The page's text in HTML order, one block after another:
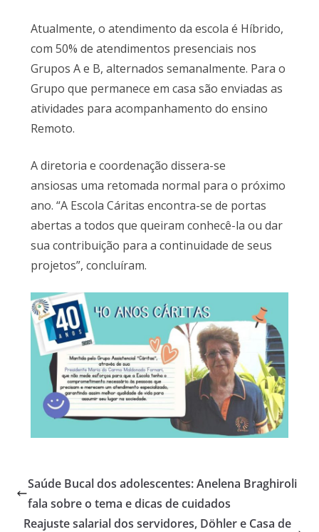
Atualmente, o atendimento da escola é Híbrido,
com 50% de atendimentos presenciais nos
Grupos A e B, alternados semanalmente. Para o
Grupo que permanece em casa são enviadas as
atividades para acompanhamento do ensino
Remoto.
A diretoria e coordenação dissera-se
ansiosas uma retomada normal para o próximo
ano. “A Escola Cáritas encontra-se de portas
abertas a todos que queiram conhecê-la ou dar
sua contribuição para a continuidade de seus
projetos”, concluíram.
Saúde Bucal dos adolescentes: Anelena Braghiroli
fala sobre o tema e dicas de cuidados
Reajuste salarial dos servidores, Döhler e Casa de